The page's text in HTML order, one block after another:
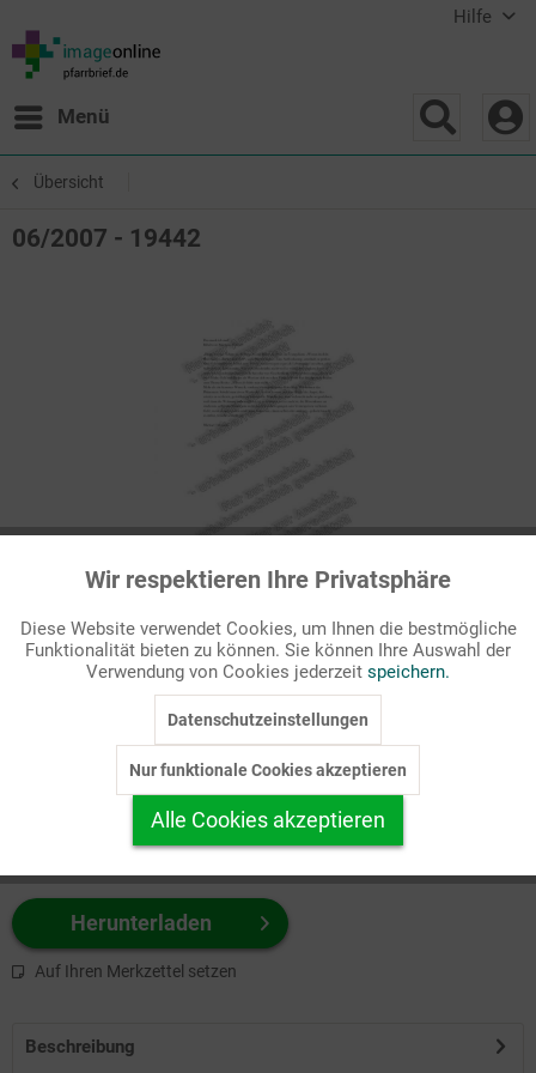
Hilfe
Menü
Übersicht
06/2007 - 19442
Passende Stichworte
Bibel, Meditation
zuerst Ihr Produktformat aus.
z.B. Farbe-Grafik, Schwarz-Weiß-Grafik, mit/ohne Text ...
Herunterladen
Auf Ihren Merkzettel setzen
Beschreibung
Funktionale Aktiv
Marketing Inaktiv
Personalisierung Inaktiv
Service
Wir respektieren Ihre Privatsphäre
Diese Website verwendet Cookies, um Ihnen die bestmögliche
Funktionalität bieten zu können. Sie können Ihre Auswahl der
Verwendung von Cookies jederzeit speichern.
Datenschutzeinstellungen
Nur funktionale Cookies akzeptieren
Alle Cookies akzeptieren